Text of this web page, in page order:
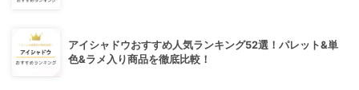
アイシャドウおすすめ人気ランキング52選！パレット&単
色&ラメ入り商品を徹底比較！